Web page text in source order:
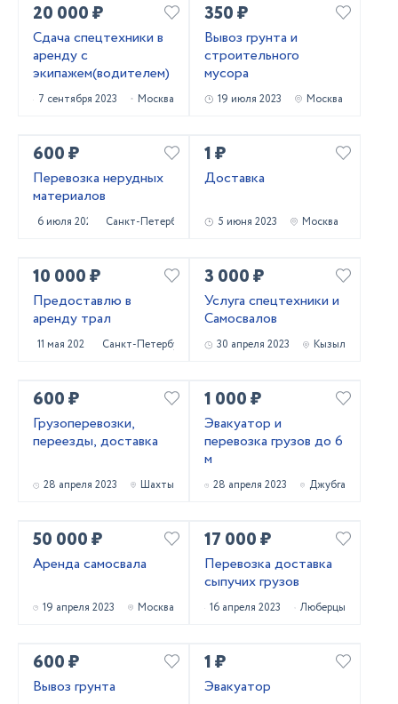
20 000 ₽
Сдача спецтехники в
аренду с
экипажем(водителем)
7 сентября 2023 Москва
350 ₽
Вывоз грунта и
строительного
мусора
19 июля 2023 Москва
600 ₽
Перевозка нерудных
материалов
6 июля 2023 Санкт-Петербург
1 ₽
Доставка
5 июня 2023 Москва
10 000 ₽
Предоставлю в
аренду трал
11 мая 2023 Санкт-Петербург
3 000 ₽
Услуга спецтехники и
Самосвалов
30 апреля 2023 Кызыл
600 ₽
Грузоперевозки,
переезды, доставка
28 апреля 2023 Шахты
1 000 ₽
Эвакуатор и
перевозка грузов до 6
м
28 апреля 2023 Джубга
50 000 ₽
Аренда самосвала
19 апреля 2023 Москва
17 000 ₽
Перевозка доставка
сыпучих грузов
16 апреля 2023 Люберцы
600 ₽
Вывоз грунта
1 ₽
Эвакуатор